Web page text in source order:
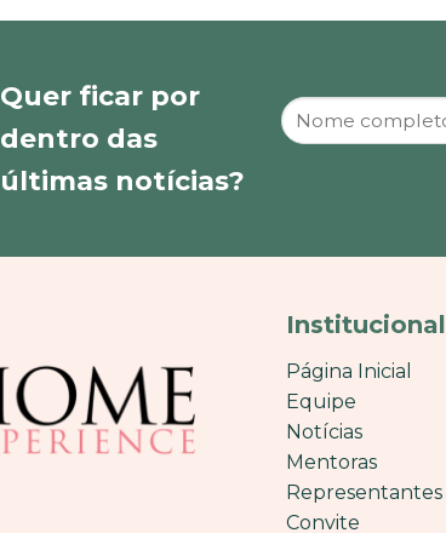
Quer ficar por
dentro das
últimas notícias?
Institucional
Página Inicial
Equipe
Notícias
Mentoras
Representantes
Convite